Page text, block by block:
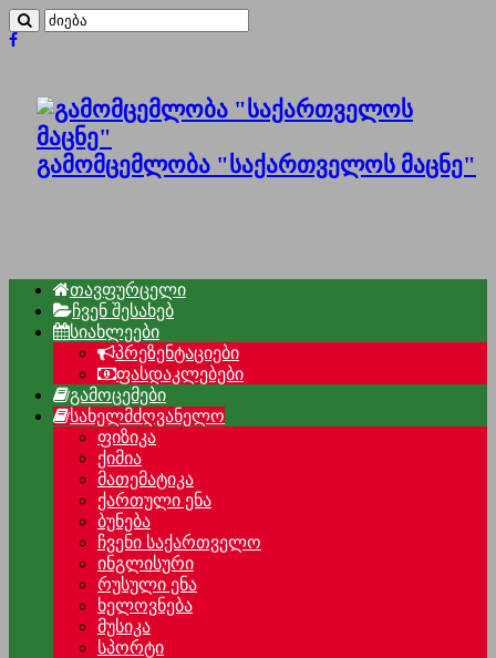
გამომცემლობა "საქართველოს მაცნე"
თავფურცელი
ჩვენ შესახებ
სიახლეები
პრეზენტაციები
ფასდაკლებები
გამოცემები
სახელმძღვანელო
ფიზიკა
ქიმია
მათემატიკა
ქართული ენა
ბუნება
ჩვენი საქართველო
ინგლისური
რუსული ენა
ხელოვნება
მუსიკა
სპორტი